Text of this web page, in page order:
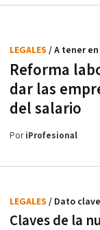
Reforma
dar las
del salario
LEGALES / A tener
PoriProfesional
Claves de la
LEGALES / Dato clave